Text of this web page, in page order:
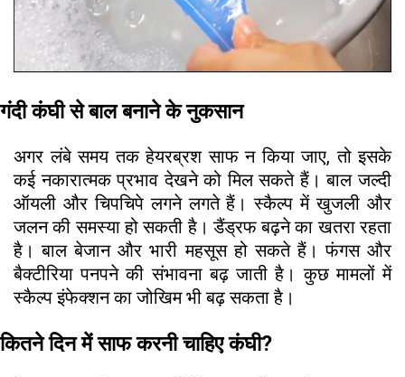
गंदी कंघी से बाल बनाने के नुकसान
अगर लंबे समय तक हेयरब्रश साफ न किया जाए, तो इसके
कई नकारात्मक प्रभाव देखने को मिल सकते हैं। बाल जल्दी
ऑयली और चिपचिपे लगने लगते हैं। स्कैल्प में खुजली और
जलन की समस्या हो सकती है। डैंड्रफ बढ़ने का खतरा रहता
है। बाल बेजान और भारी महसूस हो सकते हैं। फंगस और
बैक्टीरिया पनपने की संभावना बढ़ जाती है। कुछ मामलों में
स्कैल्प इंफेक्शन का जोखिम भी बढ़ सकता है।
कितने दिन में साफ करनी चाहिए कंघी?